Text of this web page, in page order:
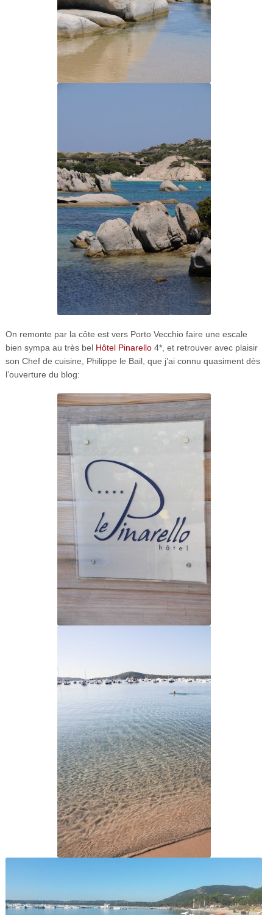
On remonte par la côte est vers Porto Vecchio faire une escale
bien sympa au très bel Hôtel Pinarello 4*, et retrouver avec plaisir
son Chef de cuisine, Philippe le Bail, que j’ai connu quasiment dès
l’ouverture du blog: